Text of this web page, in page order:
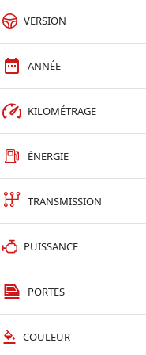
VERSION
ANNÉE
KILOMÉTRAGE
ÉNERGIE
TRANSMISSION
PUISSANCE
PORTES
COULEUR